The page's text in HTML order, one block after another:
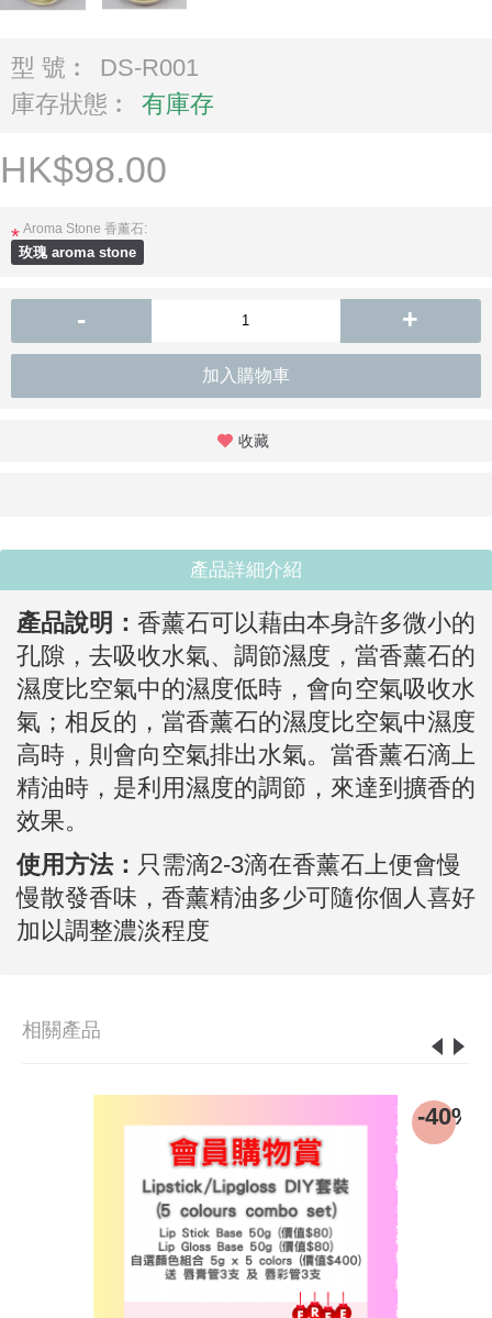
型 號︰
DS-R001
庫存狀態︰
有庫存
HK$98.00
* Aroma Stone 香薰石:
玫瑰 aroma stone
- +
加入購物車
收藏
產品詳細介紹
產品說明： 香薰石可以藉由本身許多微小的
孔隙，去吸收水氣、調節濕度，當香薰石的
濕度比空氣中的濕度低時，會向空氣吸收水
氣；相反的，當香薰石的濕度比空氣中濕度
高時，則會向空氣排出水氣。當香薰石滴上
精油時，是利用濕度的調節，來達到擴香的
效果。
使用方法： 只需滴2-3滴在香薰石上便會慢
慢散發香味，香薰精油多少可隨你個人喜好
加以調整濃淡程度
相關產品
-40%